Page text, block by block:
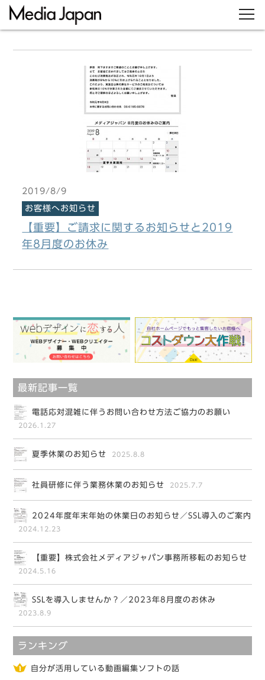
2019/8/9
お客様へお知らせ
【重要】ご請求に関するお知らせと2019
年8月度のお休み
最新記事一覧
電話応対混雑に伴うお問い合わせ方法ご協力のお願い
2026.1.27
夏季休業のお知らせ 2025.8.8
社員研修に伴う業務休業のお知らせ 2025.7.7
2024年度年末年始の休業日のお知らせ／SSL導入のご案内
2024.12.23
【重要】株式会社メディアジャパン事務所移転のお知らせ
2024.5.16
SSLを導入しませんか？／2023年8月度のお休み
2023.8.9
ランキング
自分が活用している動画編集ソフトの話